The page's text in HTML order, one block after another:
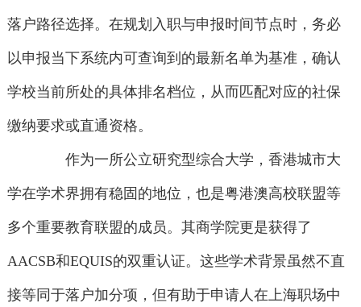
落户路径选择。在规划入职与申报时间节点时，务必
以申报当下系统内可查询到的最新名单为基准，确认
学校当前所处的具体排名档位，从而匹配对应的社保
缴纳要求或直通资格。
作为一所公立研究型综合大学，香港城市大
学在学术界拥有稳固的地位，也是粤港澳高校联盟等
多个重要教育联盟的成员。其商学院更是获得了
AACSB和EQUIS的双重认证。这些学术背景虽然不直
接等同于落户加分项，但有助于申请人在上海职场中